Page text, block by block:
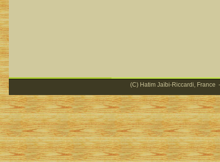
(C) Hatim Jaïbi-Riccardi, France